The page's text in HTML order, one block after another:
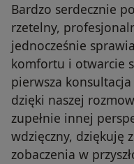
Bardzo serdecznie
rzetelny,
jednocześnie
komfortu i otwarcie
pierwsza
dzięki naszej
zupełnie innej
wdzięczny, dziękuję
zobaczenia w